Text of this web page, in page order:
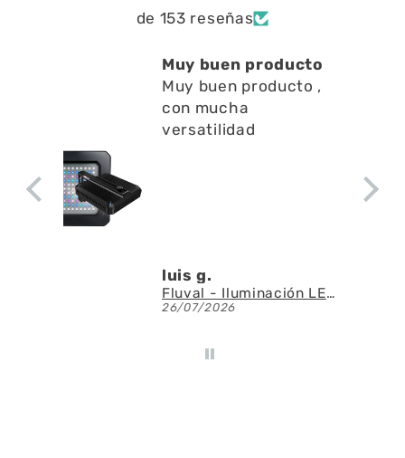
de 153 reseñas
Muy buen producto
Muy buen producto ,
con mucha
versatilidad
luis g.
Fluval - Iluminación LED Nano Reef 4.0 de 25W
26/07/2026